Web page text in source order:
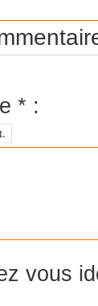
* :
vous